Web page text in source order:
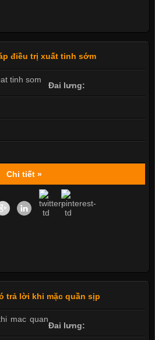
điều trị xuất tinh sớm
Đai lưng:
Chi tiết »
trả lời khi mặc quần sịp
Đai lưng: